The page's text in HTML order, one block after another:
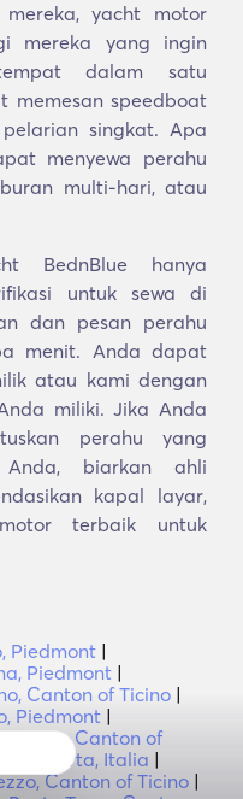
yacht motor
mereka yang ingin
dalam satu
memesan speedboat
singkat. Apa
menyewa perahu
multi-hari, atau
BednBlue hanya
untuk sewa di
dan pesan perahu
menit. Anda dapat
atau kami dengan
miliki. Jika Anda
perahu yang
biarkan ahli
kapal layar,
terbaik untuk
Piedmont |
Piedmont |
Canton of Ticino |
Piedmont |
Canton of
Lake Orta, Italia |
Canton of Ticino |